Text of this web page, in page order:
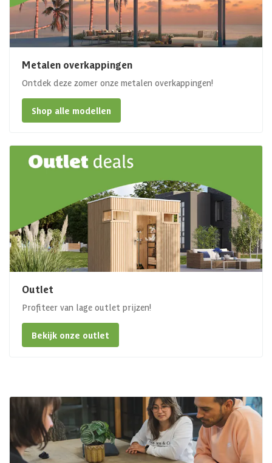
Metalen overkappingen
Ontdek deze zomer onze metalen overkappingen!
Shop alle modellen
Outlet
Profiteer van lage outlet prijzen!
Bekijk onze outlet